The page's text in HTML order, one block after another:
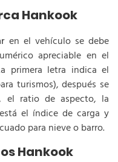
Hankook
en el vehículo se debe
apreciable en el
primera letra indica el
turismos), después se
el ratio de aspecto, la
el índice de carga y
para nieve o barro.
Hankook